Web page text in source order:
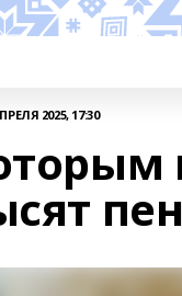
2025, 17:30